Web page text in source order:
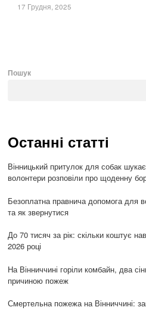
17 Грудня, 2025
Пошук
Останні статті
Вінницький притулок для собак
волонтери розповіли про щоденну
Безоплатна правнича допомога для
та як звернутися
До 70 тисяч за рік: скільки коштує
2026 році
На Вінниччині горіли комбайн, два
причиною пожеж
Смертельна пожежа на Вінниччині: